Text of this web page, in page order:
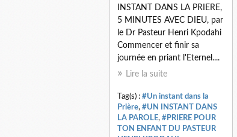
INSTANT DANS LA PRIERE,
5 MINUTES AVEC DIEU, par
le Dr Pasteur Henri Kpodahi
Commencer et finir sa
journée en priant l'Eternel....
Lire la suite
Tag(s) : #Un instant dans la
Prière, #UN INSTANT DANS
LA PAROLE, #PRIERE POUR
TON ENFANT DU PASTEUR